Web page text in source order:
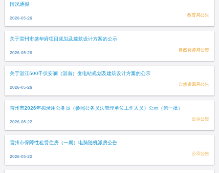
情况通报
2026-05-26 教育局公告
关于雷州市盛华府项目规划及建筑设计方案的公示
2026-05-26 自然资源局公告
关于湛江500千伏安澜（湛南）变电站规划及建筑设计方案的公示
2026-05-26 自然资源局公告
雷州市2026年拟录用公务员（参照公务员法管理单位工作人员）公示（第一批）
2026-05-22 公示公告
雷州市保障性租赁住房（一期）电脑随机派房公告
2026-05-22 公示公告